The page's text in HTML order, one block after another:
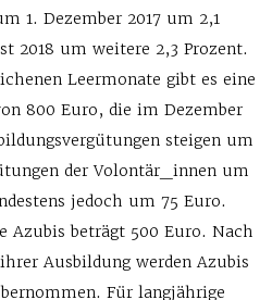
1. Dezember 2017 um 2,1
2018 um weitere 2,3 Prozent.
Leermonate gibt es eine
800 Euro, die im Dezember
steigen um
der Volontär_innen um
jedoch um 75 Euro.
Azubis beträgt 500 Euro. Nach
Ausbildung werden Azubis
Für langjährige